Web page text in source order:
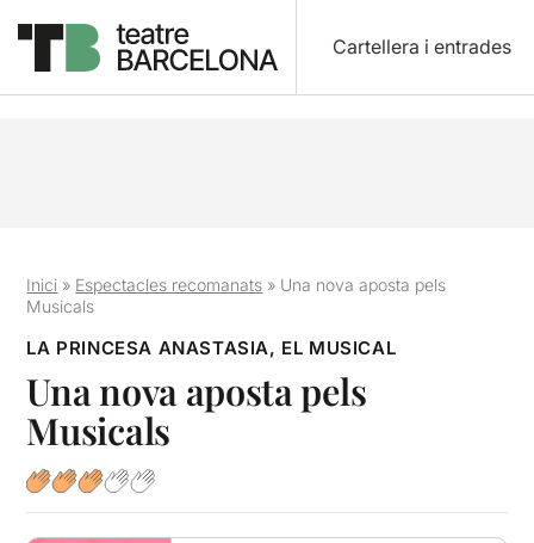
Cartellera i entrades
Inici » Espectacles recomanats » Una nova aposta pels
Musicals
LA PRINCESA ANASTASIA, EL MUSICAL
Una nova aposta pels
Musicals